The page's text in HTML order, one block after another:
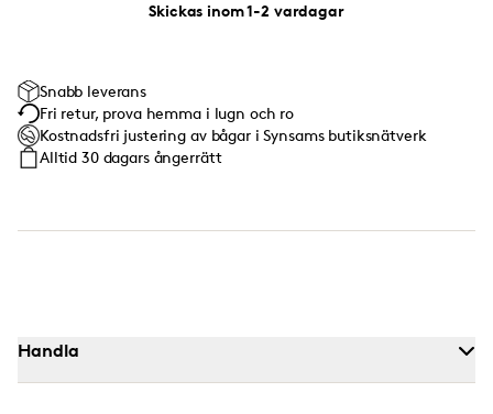
Skickas inom 1-2 vardagar
Snabb leverans
Fri retur, prova hemma i lugn och ro
Kostnadsfri justering av bågar i Synsams butiksnätverk
Alltid 30 dagars ångerrätt
Handla